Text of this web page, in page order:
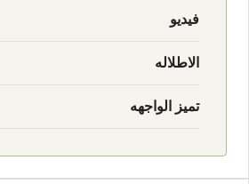
فيديو
الاطلاله
تميز الواجهه